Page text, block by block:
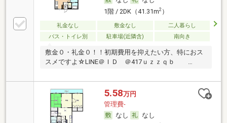
1階 / 2DK（41.31m2）
礼金なし 敷金なし
二人暮らし
バス・トイレ別
駐車場(近隣含) 南向き
敷金０・礼金０！！初期費用を抑えたい方、特におス
スメですよ☆LINE＠ＩＤ ＠417ｕｚｚｑｂ …
5.58万円
管理費-
なし
なし